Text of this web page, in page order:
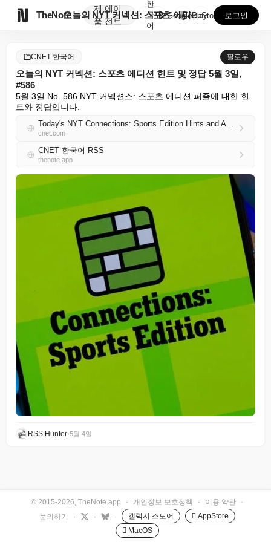
TheNote
제
품
에이
전트
오늘의 NYT 커넥션: 스포츠 에디션 힌트 및 정답 5...
한
국
어
GooglePlay
AppStore 로그인
CNET 한국어 팔로우
오늘의 NYT 커넥션: 스포츠 에디션 힌트 및 정답 5월 3일,
#586
5월 3일 No. 586 NYT 커넥션스: 스포츠 에디션 퍼즐에 대한 힌
트와 정답입니다.
Today's NYT Connections: Sports Edition Hints and Answers for May 3, #586
cnet.com
CNET 한국어 RSS
thenote.app
RSS Hunter•5월 4일
© 2015-2026, TheNote.app · 개인정보 보호정책 · 이용 약관
·
문의하기
· · · 갤럭시 스토어
 AppStore
 MacOS